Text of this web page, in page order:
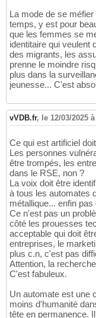
La mode de se
temps, y est pour
que les femmes se
identitaire qui veulent
des migrants, les
prenne le moindre
plus dans la
jeunesse... C'est
vVDB.fr, le 12/03/2025
Ce qui est artificiel
Les personnes
être trompés, les
dans le RSE, non ?
La voix doit être
à tous les automates
métallique... enfin
Ce n'est pas un
côté les prouesses
acceptable qui doit
entreprises, le
plus c.n, c'est pas
Attention, la
C'est fabuleux.
Un automate est une
moins d'humanité
tête en permanence.